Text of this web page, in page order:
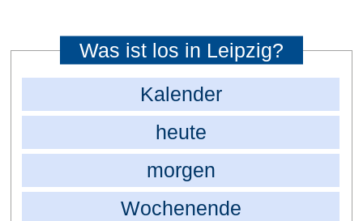
Was ist los in Leipzig?
Kalender
heute
morgen
Wochenende